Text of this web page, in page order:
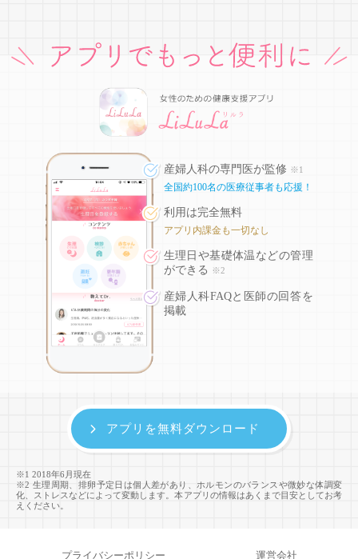
産婦人科の専門医が監修 ※1
全国約100名の医療従事者も応援！
利用は完全無料
アプリ内課金も一切なし
生理日や基礎体温などの管理
ができる
※2
産婦人科FAQと医師の回答を
掲載
※1 2018年6月現在
※2 生理周期、排卵予定日は個人差があり、ホルモンのバランスや微妙な体調変
化、ストレスなどによって変動します。本アプリの情報はあくまで目安としてお考
えください。
アプリを無料ダウンロード
プライバシーポリシー 運営会社